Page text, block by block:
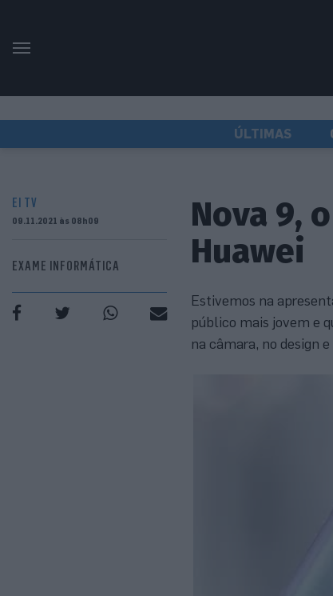
ÚLTIMAS
EI TV
09.11.2021 às 08h09
EXAME INFORMÁTICA
Nova 9,
Huawei
Estivemos na
público mais jovem e
na câmara, no design